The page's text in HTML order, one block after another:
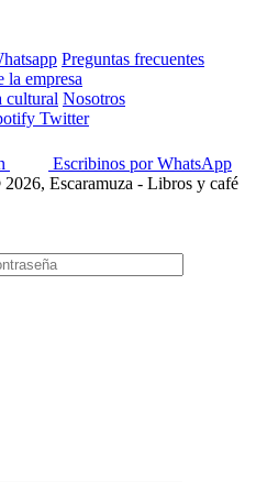
Preguntas frecuentes
la empresa
cultural Nosotros
Twitter
Escribinos por WhatsApp
Escaramuza - Libros y café